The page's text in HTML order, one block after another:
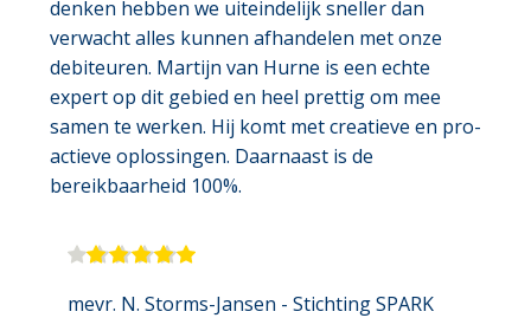
denken hebben we uiteindelijk sneller dan
verwacht alles kunnen afhandelen met onze
debiteuren. Martijn van Hurne is een echte
expert op dit gebied en heel prettig om mee
samen te werken. Hij komt met creatieve en pro-
actieve oplossingen. Daarnaast is de
bereikbaarheid 100%.
mevr. N. Storms-Jansen - Stichting SPARK